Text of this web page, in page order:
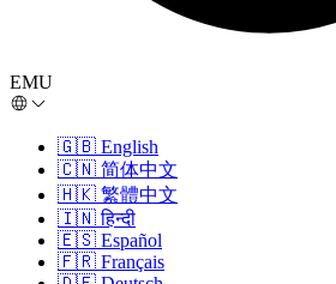
EMU
🇬🇧 English
🇨🇳 简体中文
🇭🇰 繁體中文
🇮🇳 हिन्दी
🇪🇸 Español
🇫🇷 Français